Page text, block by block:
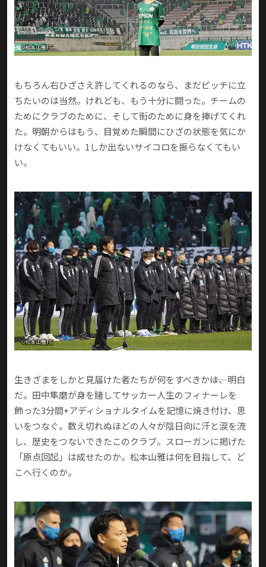
もちろん右ひざさえ許してくれるのなら、まだピッチに立
ちたいのは当然。けれども、もう十分に闘った。チームの
ためにクラブのために、そして街のために身を捧げてくれ
た。明朝からはもう、目覚めた瞬間にひざの状態を気にか
けなくてもいい。1しか出ないサイコロを振らなくてもい
い。
生きざまをしかと見届けた者たちが何をすべきか――は、明白
だ。田中隼磨が身を賭してサッカー人生のフィナーレを
飾った3分間+アディショナルタイムを記憶に焼き付け、思
いをつなぐ。数え切れぬほどの人々が陰日向に汗と涙を流
し、歴史をつないできたこのクラブ。スローガンに掲げた
「原点回起」は成せたのか。松本山雅は何を目指して、ど
こへ行くのか。